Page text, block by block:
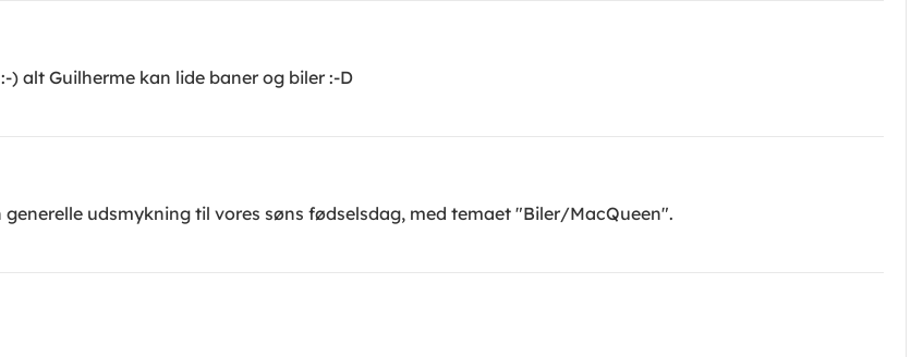
alt Guilherme kan lide baner og biler :-D
udsmykning til vores søns fødselsdag, med temaet "Biler/MacQueen".